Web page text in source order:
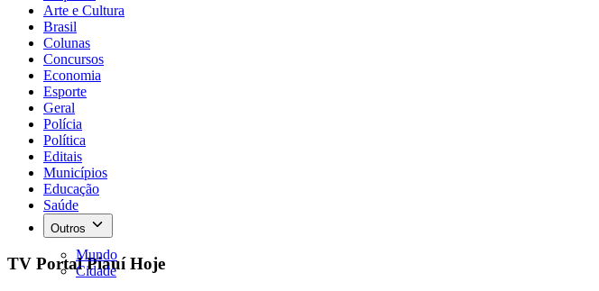
Arte e Cultura
Brasil
Colunas
Concursos
Economia
Esporte
Geral
Polícia
Política
Editais
Municípios
Educação
Saúde
Outros
Mundo
Cidade
TV Portal Piauí Hoje